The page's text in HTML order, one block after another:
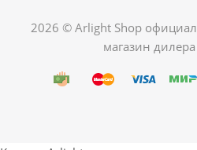
2026 © Arlight Shop
магазин